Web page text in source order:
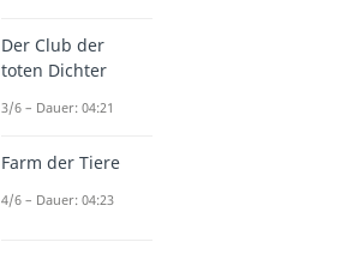
Der Club der
toten Dichter
3/6 – Dauer: 04:21
Farm der Tiere
4/6 – Dauer: 04:23